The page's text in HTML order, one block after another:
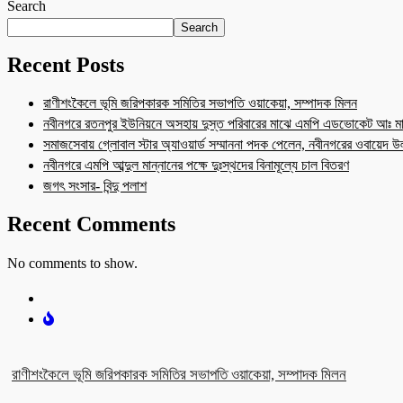
Search
Search
Recent Posts
রাণীশংকৈলে ভূমি জরিপকারক সমিতির সভাপতি ওয়াকেয়া, সম্পাদক মিলন
নবীনগরে রতনপুর ইউনিয়নে অসহায় দুস্ত পরিবারের মাঝে এমপি এডভোকেট আঃ
সমাজসেবায় গ্লোবাল স্টার অ্যাওয়ার্ড সম্মাননা পদক পেলেন, নবীনগরের ওবায়েদ
নবীনগরে এমপি আব্দুল মান্নানের পক্ষে দুঃস্থদের বিনামূল্যে চাল বিতরণ
জগৎ সংসার- বিন্দু পলাশ
Recent Comments
No comments to show.
রাণীশংকৈলে ভূমি জরিপকারক সমিতির সভাপতি ওয়াকেয়া, সম্পাদক মিলন